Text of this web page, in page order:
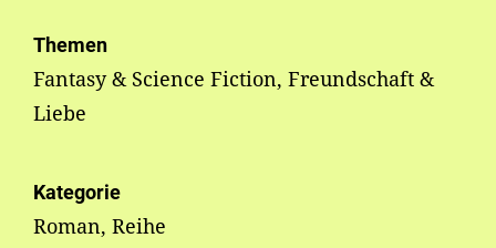
Themen
Fantasy & Science Fiction, Freundschaft &
Liebe
Kategorie
Roman, Reihe